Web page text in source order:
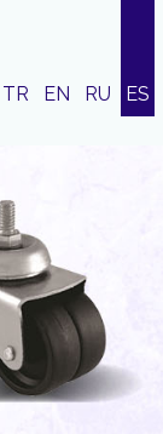
TR EN RU ES